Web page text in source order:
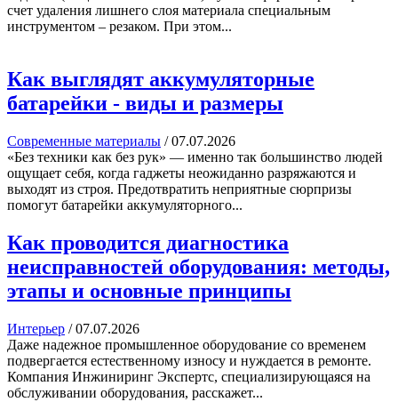
счет удаления лишнего слоя материала специальным
инструментом – резаком. При этом...
Как выглядят аккумуляторные
батарейки - виды и размеры
Современные материалы /07.07.2026
«Без техники как без рук» — именно так большинство людей
ощущает себя, когда гаджеты неожиданно разряжаются и
выходят из строя. Предотвратить неприятные сюрпризы
помогут батарейки аккумуляторного...
Как проводится диагностика
неисправностей оборудования: методы,
этапы и основные принципы
Интерьер /07.07.2026
Даже надежное промышленное оборудование со временем
подвергается естественному износу и нуждается в ремонте.
Компания Инжиниринг Экспертс, специализирующаяся на
обслуживании оборудования, расскажет...